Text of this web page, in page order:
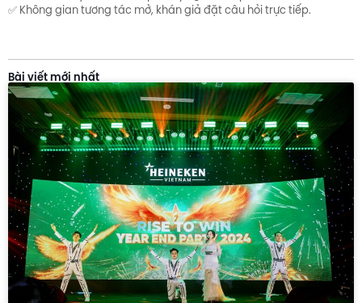
✅ Không gian tương tác mở, khán giả đặt câu hỏi trực tiếp.
Bài viết mới nhất